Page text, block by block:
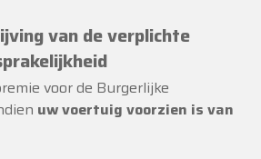
van de verplichte
voor de Burgerlijke
uw voertuig voorzien is van